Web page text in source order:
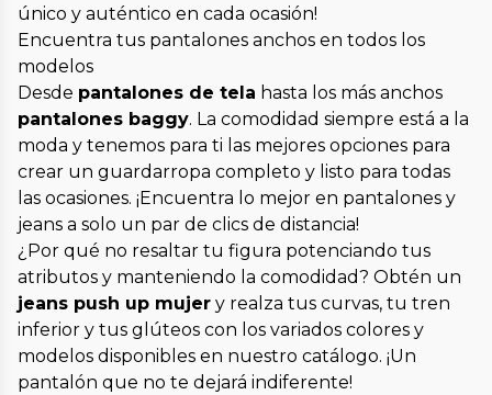
único y auténtico en cada ocasión!
Encuentra tus pantalones anchos en todos los
modelos
Desde pantalones de tela hasta los más anchos
pantalones baggy. La comodidad siempre está a la
moda y tenemos para ti las mejores opciones para
crear un guardarropa completo y listo para todas
las ocasiones. ¡Encuentra lo mejor en pantalones y
jeans a solo un par de clics de distancia!
¿Por qué no resaltar tu figura potenciando tus
atributos y manteniendo la comodidad? Obtén un
jeans push up mujer y realza tus curvas, tu tren
inferior y tus glúteos con los variados colores y
modelos disponibles en nuestro catálogo. ¡Un
pantalón que no te dejará indiferente!